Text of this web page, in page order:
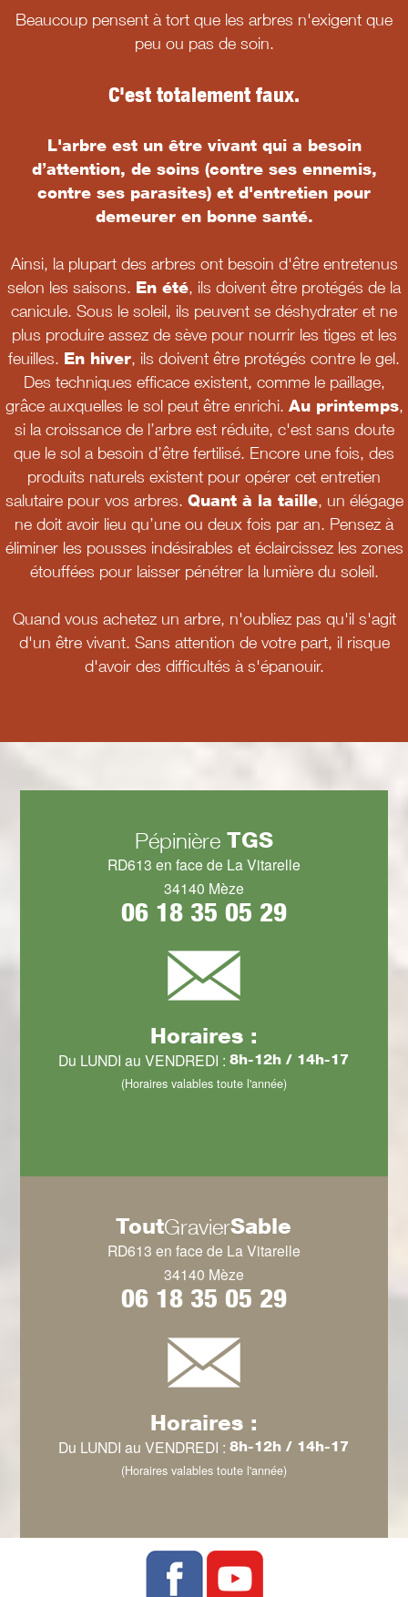
Beaucoup pensent à tort que les arbres n'exigent que
peu ou pas de soin.
C'est totalement faux.
L'arbre est un être vivant qui a besoin
d’attention, de soins (contre ses ennemis,
contre ses parasites) et d'entretien pour
demeurer en bonne santé.
Ainsi, la plupart des arbres ont besoin d'être entretenus
selon les saisons. En été, ils doivent être protégés de la
canicule. Sous le soleil, ils peuvent se déshydrater et ne
plus produire assez de sève pour nourrir les tiges et les
feuilles. En hiver, ils doivent être protégés contre le gel.
Des techniques efficace existent, comme le paillage,
grâce auxquelles le sol peut être enrichi. Au printemps,
si la croissance de l’arbre est réduite, c'est sans doute
que le sol a besoin d’être fertilisé. Encore une fois, des
produits naturels existent pour opérer cet entretien
salutaire pour vos arbres. Quant à la taille, un élégage
ne doit avoir lieu qu’une ou deux fois par an. Pensez à
éliminer les pousses indésirables et éclaircissez les zones
étouffées pour laisser pénétrer la lumière du soleil.
Quand vous achetez un arbre, n'oubliez pas qu'il s'agit
d'un être vivant. Sans attention de votre part, il risque
d'avoir des difficultés à s'épanouir.
Pépinière TGS
RD613 en face de La Vitarelle
34140 Mèze
06 18 35 05 29
Horaires :
Du LUNDI au VENDREDI :8h-12h / 14h-17
(Horaires valables toute l'année)
ToutGravierSable
RD613 en face de La Vitarelle
34140 Mèze
06 18 35 05 29
Horaires :
Du LUNDI au VENDREDI :8h-12h / 14h-17
(Horaires valables toute l'année)